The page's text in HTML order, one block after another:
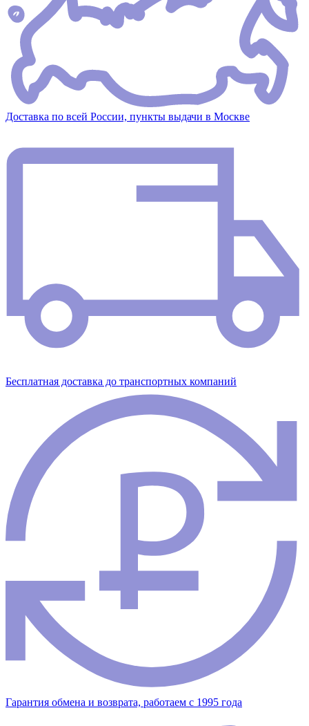
Доставка по всей России, пункты выдачи в Москве
Бесплатная доставка до транспортных компаний
Гарантия обмена и возврата, работаем с 1995 года